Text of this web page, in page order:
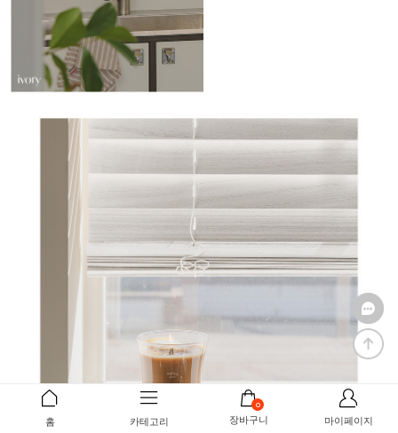
홈 카테고리
0
장바구니 마이페이지